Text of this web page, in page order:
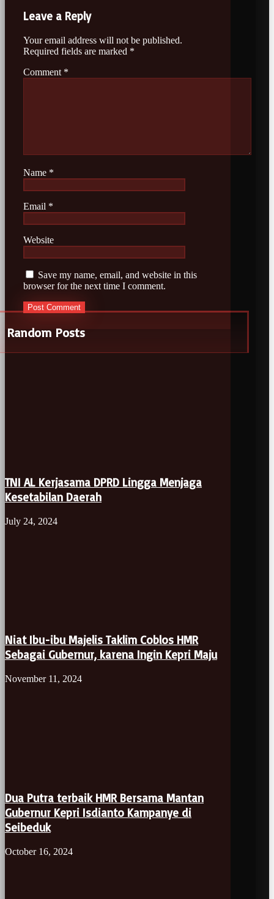
Leave a Reply
Your email address will not be published.
Required fields are marked *
Comment *
Name *
Email *
Website
Save my name, email, and website in this
browser for the next time I comment.
Random Posts
TNI AL Kerjasama DPRD Lingga Menjaga
Kesetabilan Daerah
July 24, 2024
Niat Ibu-ibu Majelis Taklim Coblos HMR
Sebagai Gubernur, karena Ingin Kepri Maju
November 11, 2024
Dua Putra terbaik HMR Bersama Mantan
Gubernur Kepri Isdianto Kampanye di
Seibeduk
October 16, 2024